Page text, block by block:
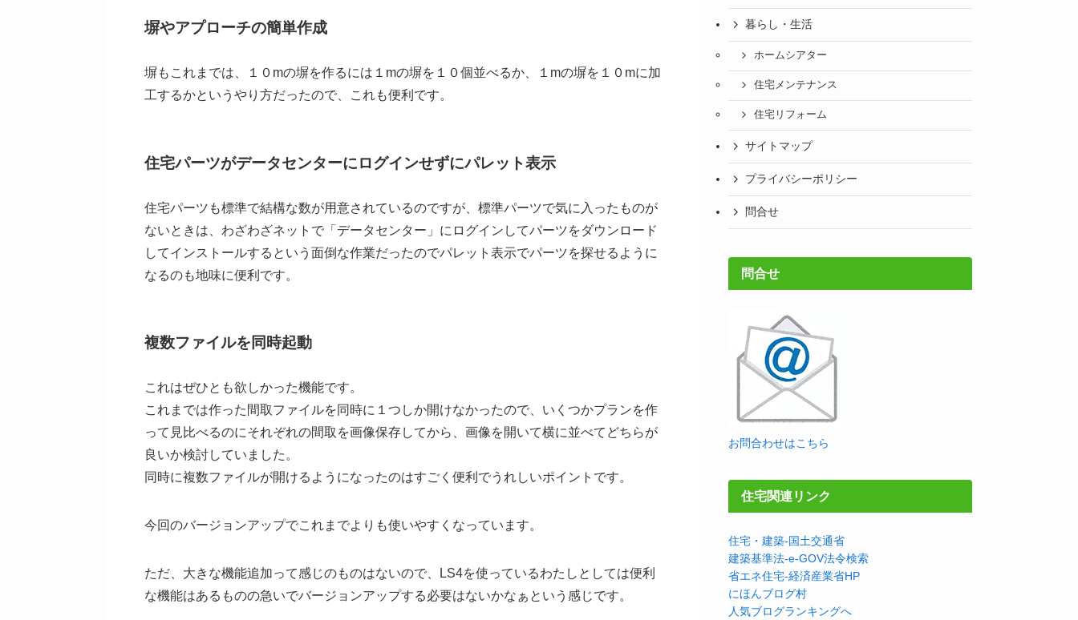
塀やアプローチの簡単作成
塀もこれまでは、１０mの塀を作るには１mの塀を１０個並べるか、１mの塀を１０mに加
工するかというやり方だったので、これも便利です。
住宅パーツがデータセンターにログインせずにパレット表示
住宅パーツも標準で結構な数が用意されているのですが、標準パーツで気に入ったものが
ないときは、わざわざネットで「データセンター」にログインしてパーツをダウンロード
してインストールするという面倒な作業だったのでパレット表示でパーツを探せるように
なるのも地味に便利です。
複数ファイルを同時起動
これはぜひとも欲しかった機能です。
これまでは作った間取ファイルを同時に１つしか開けなかったので、いくつかプランを作
って見比べるのにそれぞれの間取を画像保存してから、画像を開いて横に並べてどちらが
良いか検討していました。
同時に複数ファイルが開けるようになったのはすごく便利でうれしいポイントです。
今回のバージョンアップでこれまでよりも使いやすくなっています。
ただ、大きな機能追加って感じのものはないので、LS4を使っているわたしとしては便利
な機能はあるものの急いでバージョンアップする必要はないかなぁという感じです。
暮らし・生活
ホームシアター
住宅メンテナンス
住宅リフォーム
サイトマップ
プライバシーポリシー
問合せ
問合せ
お問合わせはこちら
住宅関連リンク
住宅・建築-国土交通省
建築基準法-e-GOV法令検索
省エネ住宅-経済産業省HP
にほんブログ村
人気ブログランキングへ